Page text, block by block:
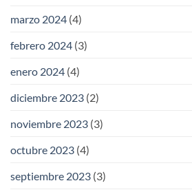
marzo 2024 (4)
febrero 2024 (3)
enero 2024 (4)
diciembre 2023 (2)
noviembre 2023 (3)
octubre 2023 (4)
septiembre 2023 (3)